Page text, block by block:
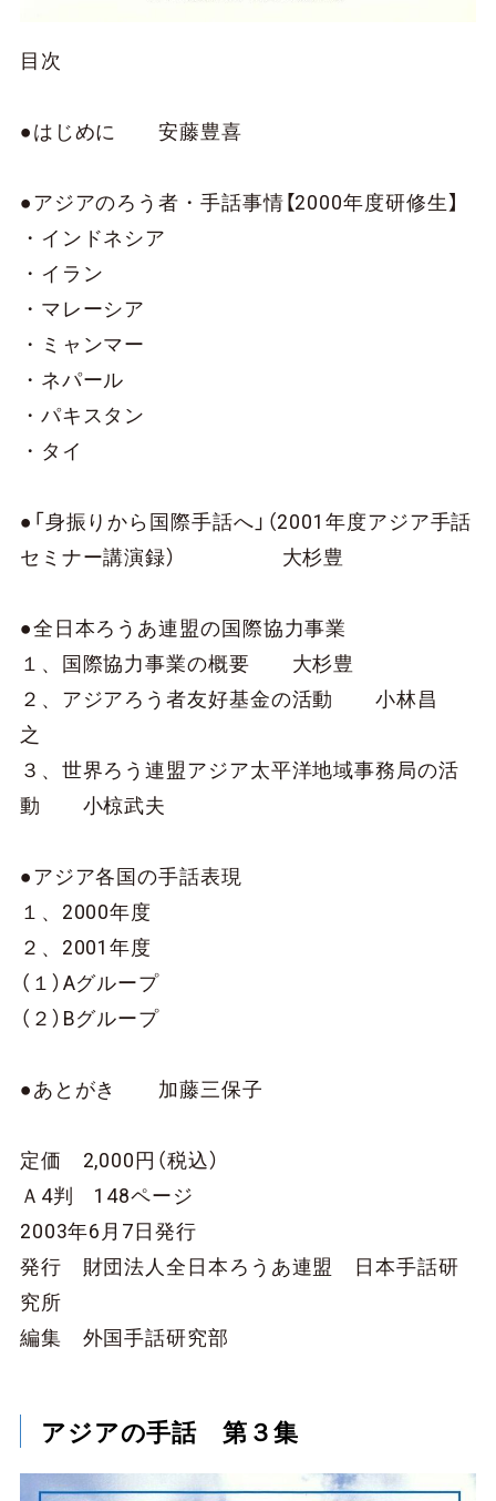
目次
●はじめに 安藤豊喜
●アジアのろう者・手話事情【2000年度研修生】
・インドネシア
・イラン
・マレーシア
・ミャンマー
・ネパール
・パキスタン
・タイ
●「身振りから国際手話へ」（2001年度アジア手話
セミナー講演録） 大杉豊
●全日本ろうあ連盟の国際協力事業
１、国際協力事業の概要 大杉豊
２、アジアろう者友好基金の活動 小林昌
之
３、世界ろう連盟アジア太平洋地域事務局の活
動 小椋武夫
●アジア各国の手話表現
１、2000年度
２、2001年度
（１）Aグループ
（２）Bグループ
●あとがき 加藤三保子
定価 2,000円（税込）
Ａ4判 148ページ
2003年6月7日発行
発行 財団法人全日本ろうあ連盟 日本手話研
究所
編集 外国手話研究部
アジアの手話 第３集